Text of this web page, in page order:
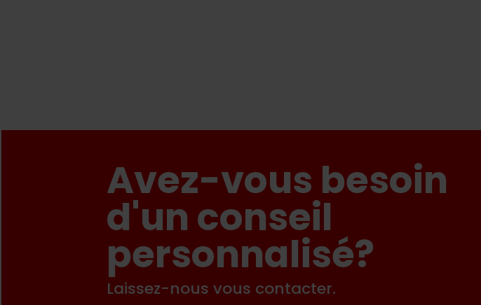
Avez-vous besoin
d'un conseil
personnalisé?
Laissez-nous vous contacter.